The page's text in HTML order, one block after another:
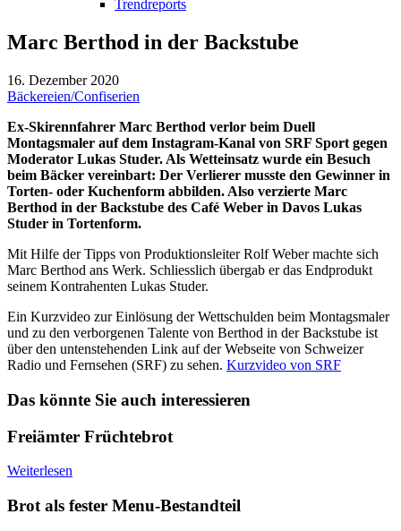
Trendreports
Marc Berthod in der Backstube
16. Dezember 2020
Bäckereien/Confiserien
Ex-Skirennfahrer Marc Berthod verlor beim Duell
Montagsmaler auf dem Instagram-Kanal von SRF Sport gegen
Moderator Lukas Studer. Als Wetteinsatz wurde ein Besuch
beim Bäcker vereinbart: Der Verlierer musste den Gewinner in
Torten- oder Kuchenform abbilden. Also verzierte Marc
Berthod in der Backstube des Café Weber in Davos Lukas
Studer in Tortenform.
Mit Hilfe der Tipps von Produktionsleiter Rolf Weber machte sich
Marc Berthod ans Werk. Schliesslich übergab er das Endprodukt
seinem Kontrahenten Lukas Studer.
Ein Kurzvideo zur Einlösung der Wettschulden beim Montagsmaler
und zu den verborgenen Talente von Berthod in der Backstube ist
über den untenstehenden Link auf der Webseite von Schweizer
Radio und Fernsehen (SRF) zu sehen. Kurzvideo von SRF
Das könnte Sie auch interessieren
Freiämter Früchtebrot
Weiterlesen
Brot als fester Menu-Bestandteil